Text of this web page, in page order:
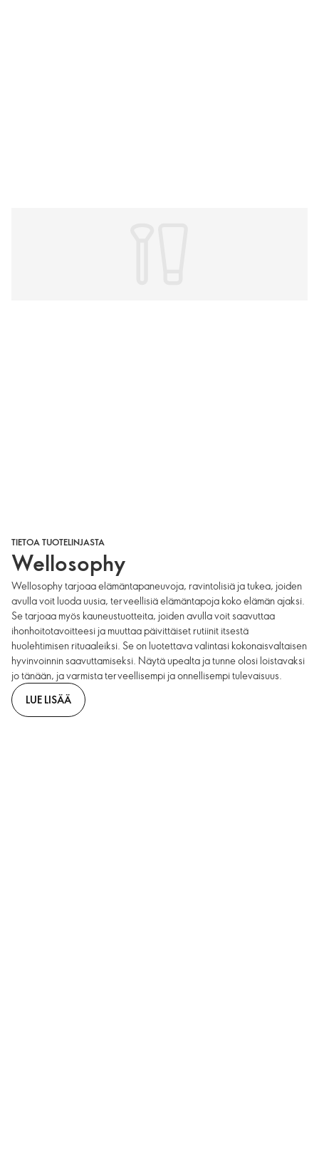
TIETOA TUOTELINJASTA
Wellosophy
Wellosophy tarjoaa elämäntapaneuvoja, ravintolisiä ja tukea, joiden
avulla voit luoda uusia, terveellisiä elämäntapoja koko elämän ajaksi.
Se tarjoaa myös kauneustuotteita, joiden avulla voit saavuttaa
ihonhoitotavoitteesi ja muuttaa päivittäiset rutiinit itsestä
huolehtimisen rituaaleiksi. Se on luotettava valintasi kokonaisvaltaisen
hyvinvoinnin saavuttamiseksi. Näytä upealta ja tunne olosi loistavaksi
jo tänään, ja varmista terveellisempi ja onnellisempi tulevaisuus.
LUE LISÄÄ